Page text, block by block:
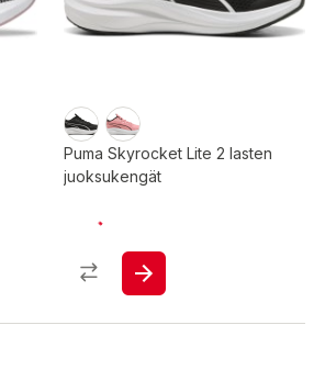
Puma Skyrocket Lite 2 lasten
juoksukengät